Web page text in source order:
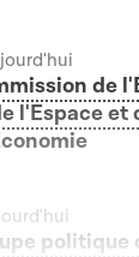
de
l'Espace et